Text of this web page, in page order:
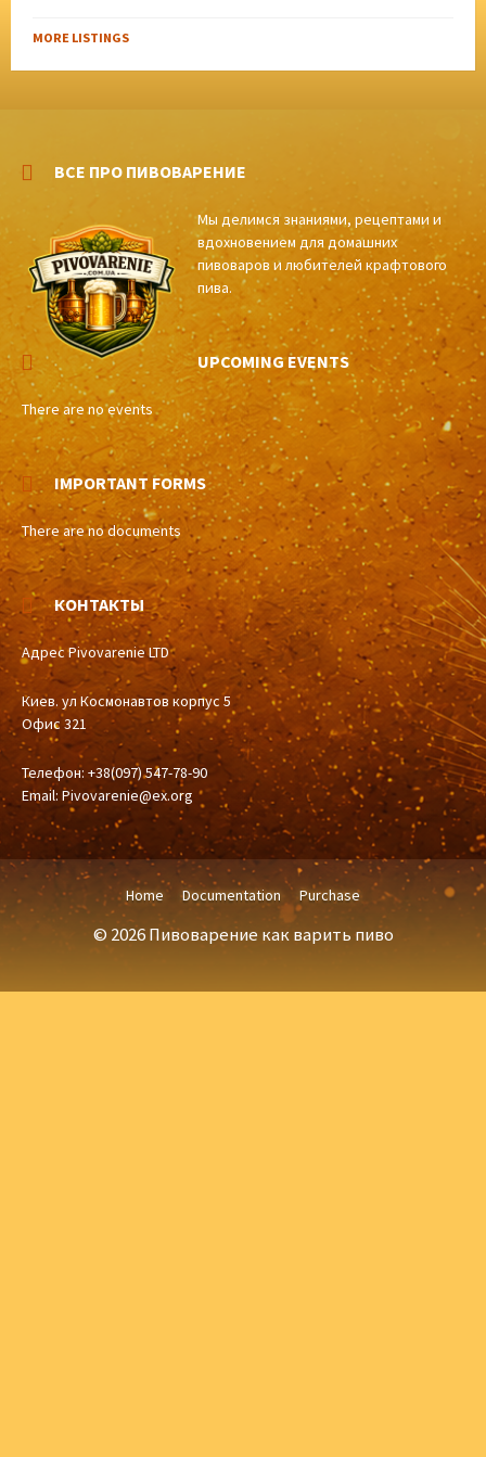
MORE LISTINGS
ВСЕ ПРО ПИВОВАРЕНИЕ
Мы делимся знаниями, рецептами и
вдохновением для домашних
пивоваров и любителей крафтового
пива.
UPCOMING EVENTS
There are no events
IMPORTANT FORMS
There are no documents
КОНТАКТЫ
Адрес Pivovarenie LTD
Киев. ул Космонавтов корпус 5
Офис 321
Телефон: +38(097) 547-78-90
Email: Pivovarenie@ex.org
Home Documentation Purchase
© 2026 Пивоварение как варить пиво